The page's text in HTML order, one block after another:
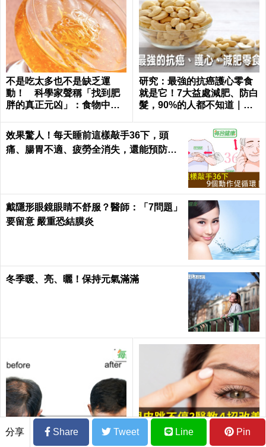
不是吃太多也不是缺乏運
動！ 科學家聲稱「找到肥
胖的真正元凶」：食物中無
研究：最強的抗癌護心零食
就是它！7大益處減肥、防白
髮，90%的人都不知道｜每
效果驚人！每天睡前這樣敲手36下，頭
痛、腸胃不適、疲勞全消失，還能預防腦
戴隱形眼鏡眼睛不舒服？醫師：「7問題」
要留意 嚴重恐結膜炎
冬季暖、亮、曬！保持元氣滿滿
分享 Share Tweet Line Pin